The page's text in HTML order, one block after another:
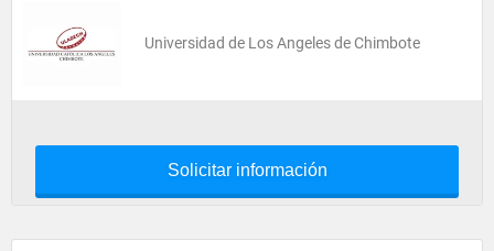
Universidad de Los Angeles de Chimbote
Solicitar información